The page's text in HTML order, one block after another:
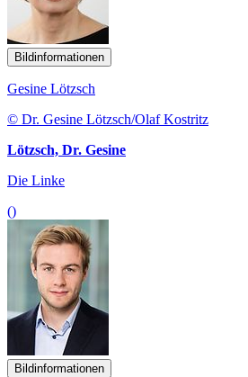
Bildinformationen
Gesine Lötzsch
© Dr. Gesine Lötzsch/Olaf Kostritz
Lötzsch, Dr. Gesine
Die Linke
()
Bildinformationen